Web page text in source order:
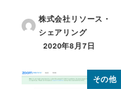
株式会社リソース・
シェアリング
投稿日
2020年8月7日
その他